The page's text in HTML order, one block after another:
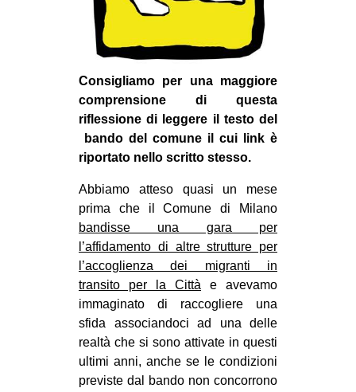
AMBIENTE
ANTIFASCISMO
DIRITTO ALL’ABITARE
GENERI
MIGRAZIONI
PRECARIATO
REPRESSIONE
STUDENTI
CULTURE
ARTE
CINEMA
MANIFESTI
MUSICA
RECENSIONI
Consigliamo per una maggiore
comprensione di questa
riflessione di leggere il testo del
bando del comune il cui link è
riportato nello scritto stesso.
Abbiamo atteso quasi un mese
prima che il Comune di Milano
bandisse una gara per
l’affidamento di altre strutture per
l’accoglienza dei migranti in
transito per la Città e avevamo
immaginato di raccogliere una
sfida associandoci ad una delle
realtà che si sono attivate in questi
ultimi anni, anche se le condizioni
previste dal bando non concorrono